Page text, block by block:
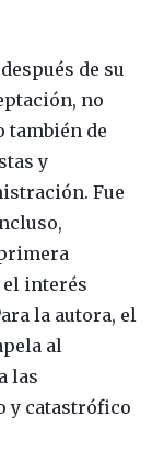
de su
no
también de
y
Fue
interés
la autora, el
al
las
y catastrófico